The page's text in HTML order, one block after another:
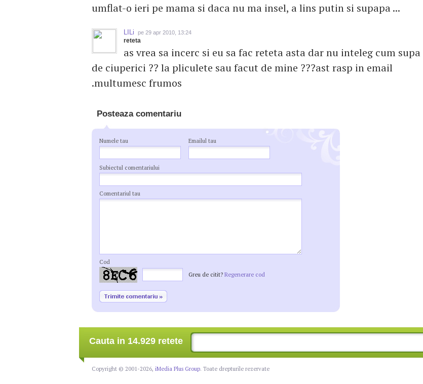
umflat-o ieri pe mama si daca nu ma insel, a lins putin si supapa ...
LILi pe 29 apr 2010, 13:24
reteta
as vrea sa incerc si eu sa fac reteta asta dar nu inteleg cum supa
de ciuperici ?? la pliculete sau facut de mine ???ast rasp in email
.multumesc frumos
Posteaza comentariu
Numele tau Emailul tau
Subiectul comentariului
Comentariul tau
Cod
Greu de citit? Regenerare cod
Cauta in 14.929 retete
Copyright © 2001-2026, iMedia Plus Group. Toate drepturile rezervate